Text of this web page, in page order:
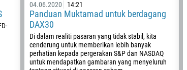
04.06.2020 14:21
Panduan Muktamad untuk berdagang
DAX30
Di dalam realiti pasaran yang tidak stabil, kita
cenderung untuk memberikan lebih banyak
perhatian kepada pergerakan S&P dan NASDAQ
untuk mendapatkan gambaran yang menyeluruh
23:00